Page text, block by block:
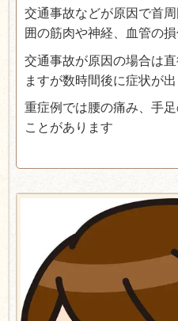
交通事故などが原因で首
囲の筋肉や神経、血管の
交通事故が原因の場合は
ますが数時間後に症状が
重症例では腰の痛み、手
ことがあります